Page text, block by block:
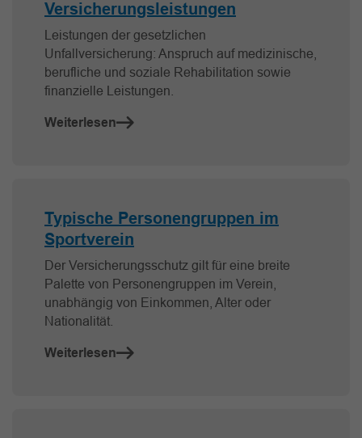
Versicherungsleistungen
Leistungen der gesetzlichen
Unfallversicherung: Anspruch auf medizinische,
berufliche und soziale Rehabilitation sowie
finanzielle Leistungen.
Weiterlesen
Typische Personengruppen im
Sportverein
Der Versicherungsschutz gilt für eine breite
Palette von Personengruppen im Verein,
unabhängig von Einkommen, Alter oder
Nationalität.
Weiterlesen